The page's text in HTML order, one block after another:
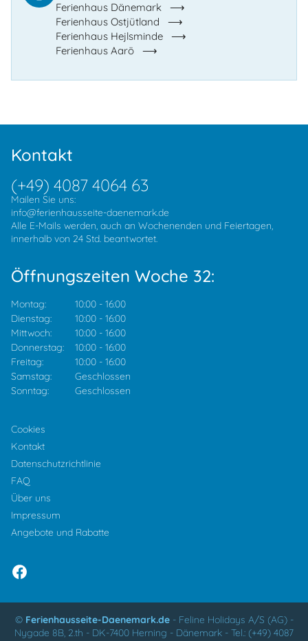
Ferienhaus Dänemark
Ferienhaus Ostjütland
Ferienhaus Hejlsminde
Ferienhaus Aarö
Kontakt
(+49) 4087 4064 63
Mailen Sie uns:
info@ferienhausseite-daenemark.de
Alle E-Mails werden, auch an Wochenenden und Feiertagen,
innerhalb von 24 Std. beantwortet.
Öffnungszeiten Woche 32:
Montag: 10:00 - 16:00
Dienstag:
10:00 - 16:00
Mittwoch:
10:00 - 16:00
Donnerstag:
10:00 - 16:00
Freitag:
10:00 - 16:00
Samstag:
Geschlossen
Sonntag:
Geschlossen
Cookies
Kontakt
Datenschutzrichtlinie
FAQ
Über uns
Impressum
Angebote und Rabatte
© Ferienhausseite-Daenemark.de- Feline Holidays A/S (AG)-
Nygade 8B, 2.th - DK-7400 Herning - Dänemark - Tel.: (+49) 4087